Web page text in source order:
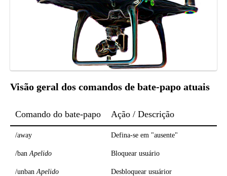
Visão geral dos comandos de bate-papo atuais
Comando do bate-papo Ação / Descrição
/away Defina-se em "ausente"
/ban Apelido Bloquear usuário
/unban Apelido Desbloquear usuárior